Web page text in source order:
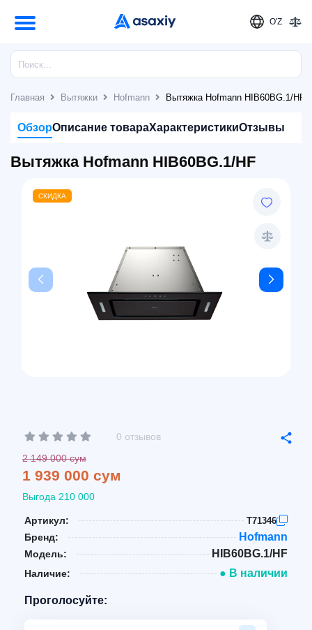
O'Z
Главная Вытяжки Hofmann Вытяжка Hofmann HIB60BG.1/HF
ОбзорОписание товараХарактеристикиОтзывы
Вытяжка Hofmann HIB60BG.1/HF
СКИДКА
0 отзывов
2 149 000 сум
1 939 000 сум
Выгода 210 000
Артикул: T71346
Бренд: Hofmann
Модель: HIB60BG.1/HF
Наличие: ● В наличии
Проголосуйте: